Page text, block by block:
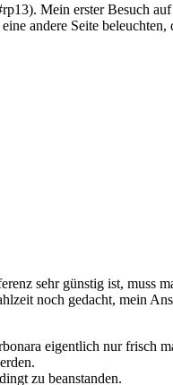
Mein erster Besuch
andere Seite
sehr günstig ist, muss
noch gedacht, mein
eigentlich nur frisch
zu beanstanden.